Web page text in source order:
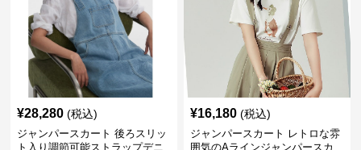
¥28,280 (税込)
ジャンパースカート 後ろスリッ
ト入り調節可能ストラップデニ
¥16,180 (税込)
ジャンパースカート レトロな雰
囲気のAラインジャンパースカ